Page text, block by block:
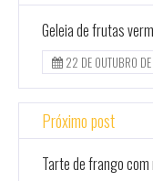
Geleia de frutas
22 DE OUTUBRO
Próximo post
Tarte de frango